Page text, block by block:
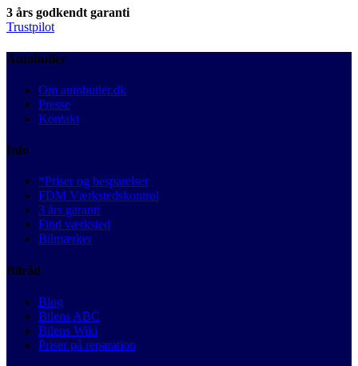
3 års godkendt garanti
Trustpilot
Autobutler
Om autobutler.dk
Presse
Kontakt
Info
*Priser og besparelser
FDM Værkstedskontrol
3 års garanti
Find værksted
Bilmærker
Bilråd
Blog
Bilens ABC
Bilens Wiki
Priser på reparation